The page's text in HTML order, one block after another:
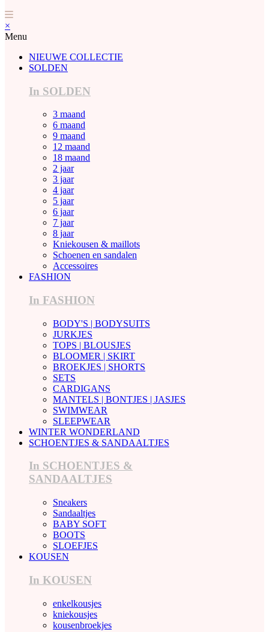
×
Menu
NIEUWE COLLECTIE
SOLDEN
In SOLDEN
3 maand
6 maand
9 maand
12 maand
18 maand
2 jaar
3 jaar
4 jaar
5 jaar
6 jaar
7 jaar
8 jaar
Kniekousen & maillots
Schoenen en sandalen
Accessoires
FASHION
In FASHION
BODY'S | BODYSUITS
JURKJES
TOPS | BLOUSJES
BLOOMER | SKIRT
BROEKJES | SHORTS
SETS
CARDIGANS
MANTELS | BONTJES | JASJES
SWIMWEAR
SLEEPWEAR
WINTER WONDERLAND
SCHOENTJES & SANDAALTJES
In SCHOENTJES &
SANDAALTJES
Sneakers
Sandaaltjes
BABY SOFT
BOOTS
SLOEFJES
KOUSEN
In KOUSEN
enkelkousjes
kniekousjes
kousenbroekjes